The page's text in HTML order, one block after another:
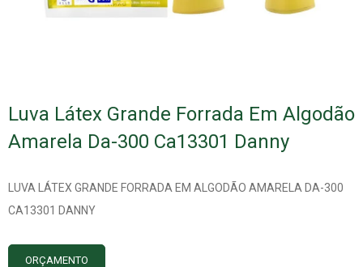
Luva Látex Grande Forrada Em Algodão
Amarela Da-300 Ca13301 Danny
LUVA LÁTEX GRANDE FORRADA EM ALGODÃO AMARELA DA-300
CA13301 DANNY
ORÇAMENTO